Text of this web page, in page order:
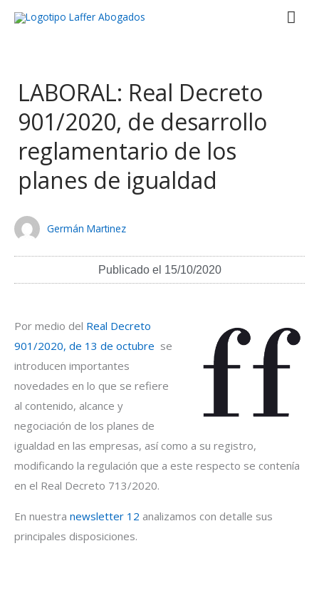
LABORAL: Real Decreto
901/2020, de desarrollo
reglamentario de los
planes de igualdad
Germán Martinez
Publicado el 15/10/2020
Por medio del Real Decreto
901/2020, de 13 de octubre se
introducen importantes
novedades en lo que se refiere
al contenido, alcance y
negociación de los planes de
igualdad en las empresas, así como a su registro,
modificando la regulación que a este respecto se contenía
en el Real Decreto 713/2020.
En nuestra newsletter 12 analizamos con detalle sus
principales disposiciones.